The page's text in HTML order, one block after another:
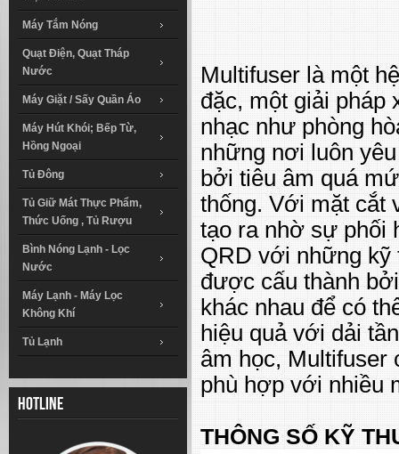
Máy Tắm Nóng
Quạt Điện, Quạt Tháp
Nước
Máy Giặt / Sấy Quần Áo
Máy Hút Khói; Bếp Từ,
Hồng Ngoại
Tủ Đông
Tủ Giữ Mát Thực Phẩm,
Thức Uống , Tủ Rượu
Bình Nóng Lạnh - Lọc
Nước
Máy Lạnh - Máy Lọc
Không Khí
Tủ Lạnh
Hotline
Multifuser là một
đặc, một giải pháp
nhạc như phòng
những nơi luôn
bởi tiêu âm quá
thống. Với mặt cắt
tạo ra nhờ sự phối
QRD với những kỹ
được cấu thành
khác nhau để có
hiệu quả với dải
âm học, Multifuser
phù hợp với nhiều
THÔNG SỐ KỸ